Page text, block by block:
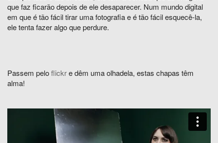
que faz ficarão depois de ele desaparecer. Num mundo digital
em que é tão fácil tirar uma fotografia e é tão fácil esquecê-la,
ele tenta fazer algo que perdure.
Passem peloflickre dêm uma olhadela, estas chapas têm
alma!